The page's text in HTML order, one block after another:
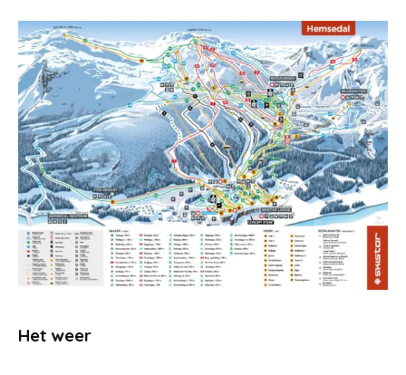
Het weer